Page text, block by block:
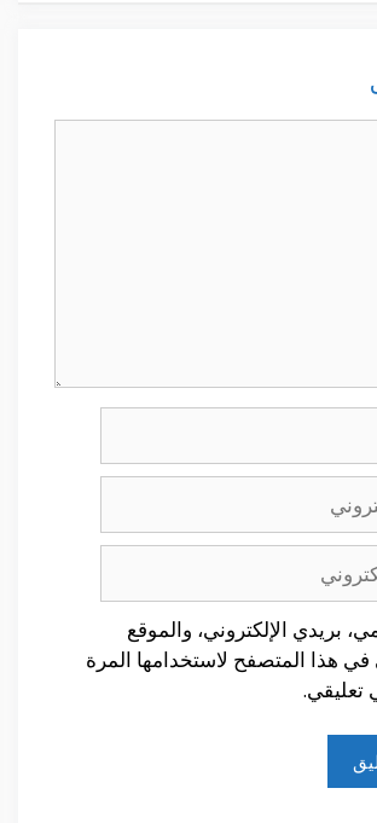
بريدي الإلكتروني، والموقع
في هذا المتصفح لاستخدامها المرة
تعليقي.